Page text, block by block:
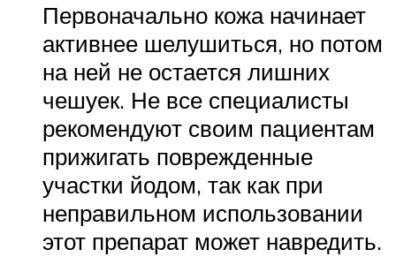
Первоначально кожа начинает
активнее шелушиться, но потом
на ней не остается лишних
чешуек. Не все специалисты
рекомендуют своим пациентам
прижигать поврежденные
участки йодом, так как при
неправильном использовании
этот препарат может навредить.